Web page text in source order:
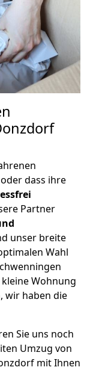
dass ihre
Partner
unser breite
Wahl
Wohnung
wir haben die
Sie uns noch
Umzug von
mit Ihnen